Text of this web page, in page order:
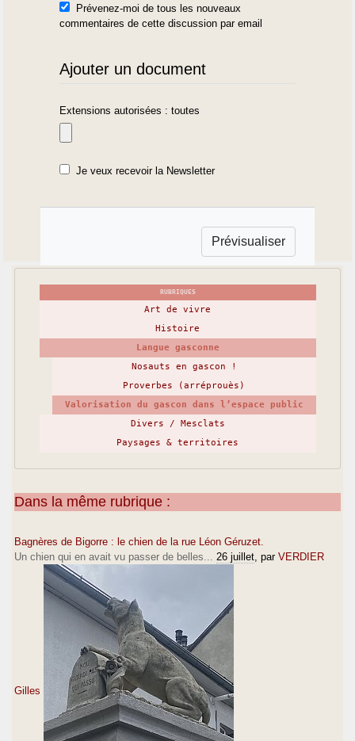
Prévenez-moi de tous les nouveaux
commentaires de cette discussion par email
Ajouter un document
Extensions autorisées : toutes
Je veux recevoir la Newsletter
RUBRIQUES
Art de vivre
Histoire
Langue gasconne
Nosauts en gascon !
Proverbes (arréprouès)
Valorisation du gascon dans l’espace public
Divers / Mesclats
Paysages & territoires
Dans la même rubrique :
Bagnères de Bigorre : le chien de la rue Léon Géruzet.
Un chien qui en avait vu passer de belles...
26 juillet , par VERDIER
Gilles